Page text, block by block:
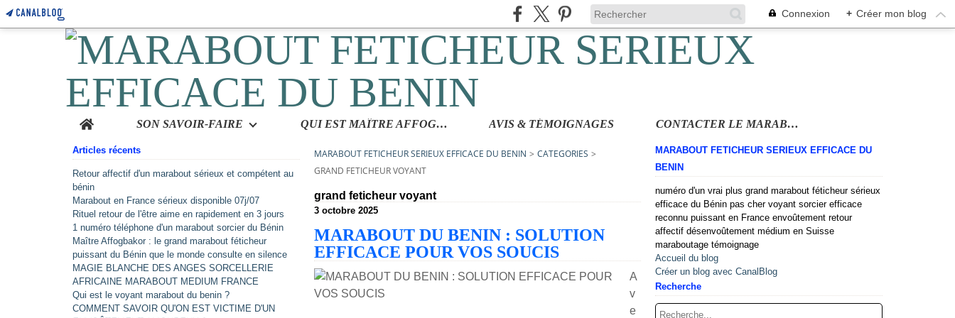
Connexion + Créer mon blog
Home SON SAVOIR-FAIRE QUI EST MAÎTRE AFFOGBAKOR AVIS & TÉMOIGNAGES CONTACTER LE MARABOUT
Articles récents
Retour affectif d'un marabout sérieux et compétent au
bénin
Marabout en France sérieux disponible 07j/07
Rituel retour de l'être aime en rapidement en 3 jours
1 numéro téléphone d'un marabout sorcier du Bénin
Maître Affogbakor : le grand marabout féticheur
puissant du Bénin que le monde consulte en silence
MAGIE BLANCHE DES ANGES SORCELLERIE
AFRICAINE MARABOUT MEDIUM FRANCE
Qui est le voyant marabout du benin ?
COMMENT SAVOIR QU'ON EST VICTIME D'UN
MARABOUT FETICHEUR SERIEUX EFFICACE DU BENIN > CATEGORIES >
GRAND FETICHEUR VOYANT
grand feticheur voyant
3 octobre 2025
MARABOUT DU BENIN : SOLUTION
EFFICACE POUR VOS SOUCIS
A
v
e
MARABOUT FETICHEUR SERIEUX EFFICACE DU
BENIN
numéro d'un vrai plus grand marabout féticheur sérieux
efficace du Bénin pas cher voyant sorcier efficace
reconnu puissant en France envoûtement retour
affectif désenvoûtement médium en Suisse
maraboutage témoignage
Accueil du blog
Créer un blog avec CanalBlog
Recherche